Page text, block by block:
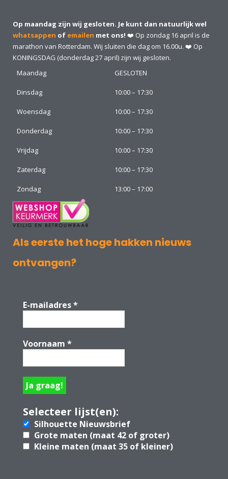
Op maandag zijn wij gesloten. Je kunt dan natuurlijk wel
whatsappen of emailen met ons! ❤️ Op zondag 16 april is de
marathon van Rotterdam. Wij sluiten die dag om 16.00u. ❤️ Op
KONINGSDAG (donderdag 27 april) zijn wij gesloten.
Maandag
GESLOTEN
Dinsdag 10:00 – 17:30
Woensdag 10:00 – 17:30
Donderdag 10:00 – 17:30
Vrijdag 10:00 – 17:30
Zaterdag 10:00 – 17:30
Zondag 13:00 – 17:00
Als eerste het hoge hakken nieuws
ontvangen?
E-mailadres*
Voornaam *
Selecteer lijst(en):
Silhouette Nieuwsbrief
Grote maten (maat 42 of groter)
Kleine maten (maat 35 of kleiner)